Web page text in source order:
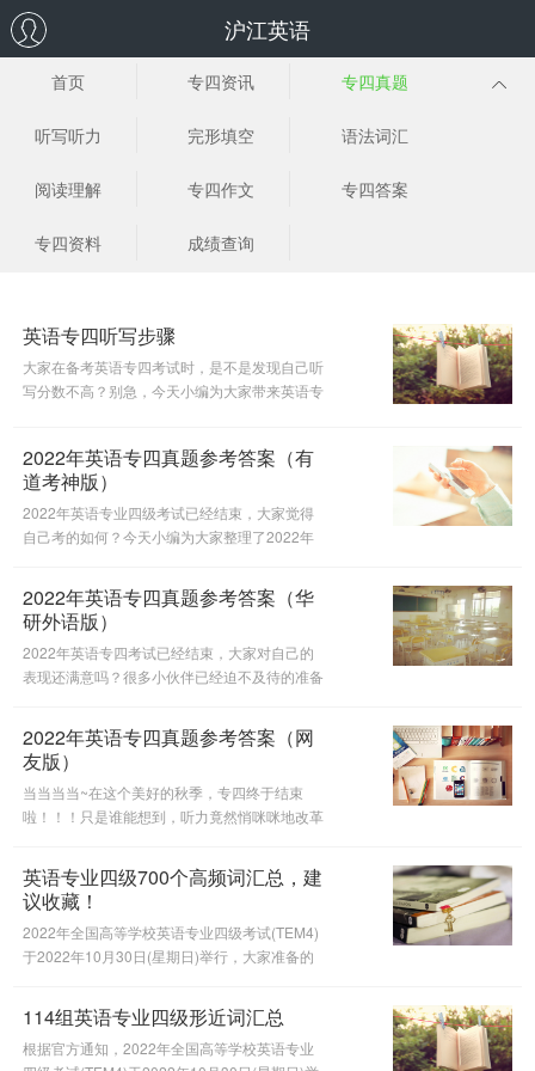
沪江英语
首页 专四资讯 专四真题
听写听力 完形填空 语法词汇
阅读理解 专四作文 专四答案
专四资料 成绩查询
英语专四听写步骤
大家在备考英语专四考试时，是不是发现自己听
写分数不高？别急，今天小编为大家带来英语专
2022年英语专四真题参考答案（有
道考神版）
2022年英语专业四级考试已经结束，大家觉得
自己考的如何？今天小编为大家整理了2022年
案估分的同学速速看！
2022年英语专四真题参考答案（华
研外语版）
2022年英语专四考试已经结束，大家对自己的
表现还满意吗？很多小伙伴已经迫不及待的准备
四真题参考答案（华研外语版），希望对你有所
帮助。
2022年英语专四真题参考答案（网
友版）
当当当当~在这个美好的秋季，专四终于结束
啦！！！只是谁能想到，听力竟然悄咪咪地改革
眷顾努力许久的同学！欲知结果如何，快来对答
案吧！
英语专业四级700个高频词汇总，建
议收藏！
2022年全国高等学校英语专业四级考试(TEM4)
于2022年10月30日(星期日)举行，大家准备的
个高频词汇总，建议收藏！
114组英语专业四级形近词汇总
根据官方通知，2022年全国高等学校英语专业